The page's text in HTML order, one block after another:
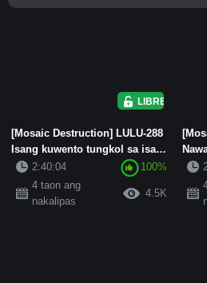
LIBRE
[Mosaic Destruction] LULU-288
Isang kuwento tungkol sa isang
34-anyos na nag-iisan...
2:40:04
100%
4 taon ang
nakalipas
4.5K
at